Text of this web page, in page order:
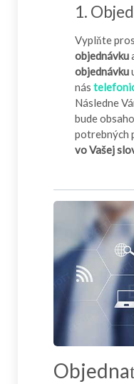
1.
Vyplňte
objednávku
objednávku
nás
Následne
bude
potrebných
vo Vašej